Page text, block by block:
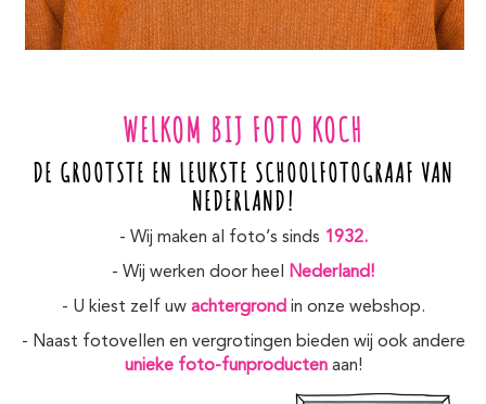
WELKOM BIJ FOTO KOCH
DE GROOTSTE EN LEUKSTE SCHOOLFOTOGRAAF VAN
NEDERLAND!
- Wij maken al foto’s sinds 1932.
- Wij werken door heel
Nederland!
- U kiest zelf uw achtergrond in onze webshop.
- Naast fotovellen en vergrotingen bieden wij ook andere
unieke foto-funproductenaan!